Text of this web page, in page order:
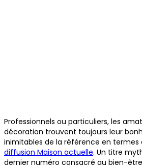
Professionnels ou particuliers, les
décoration trouvent toujours leur
inimitables de la référence en termes
diffusion Maison actuelle. Un titre
dernier numéro consacré au bien-